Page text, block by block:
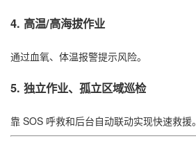
4. 高温/高海拔作业
通过血氧、体温报警提示风险。
5. 独立作业、孤立区域巡检
靠 SOS 呼救和后台自动联动实现快速救援。